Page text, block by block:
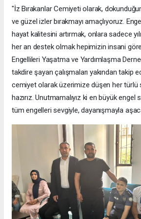
"İz Bırakanlar Cemiyeti olarak,
ve güzel izler bırakmayı amaçlıyoruz.
hayat kalitesini artırmak, onlara sadece
her an destek olmak hepimizin insani
Engellileri Yaşatma ve Yardımlaşma
takdire şayan çalışmaları yakından takip
cemiyet olarak üzerimize düşen her türlü
hazırız. Unutmamalıyız ki en büyük engel
tüm engelleri sevgiyle, dayanışmayla